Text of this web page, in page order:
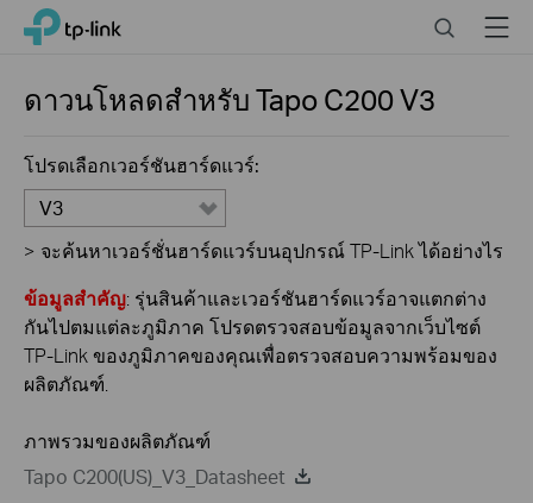
Click
navigation
TP-Link, Reliably Smart SearchMenu
ดาวนโหลดสำหรับTapo C200V3
โปรดเลือกเวอร์ชันฮาร์ดแวร์:
V3
> จะค้นหาเวอร์ชั่นฮาร์ดแวร์บนอุปกรณ์ TP-Link ได้อย่างไร
ข้อมูลสำคัญ: รุ่นสินค้าและเวอร์ชันฮาร์ดแวร์อาจแตกต่าง
กันไปตมแต่ละภูมิภาค โปรดตรวจสอบข้อมูลจากเว็บไซต์
TP-Link ของภูมิภาคของคุณเพื่อตรวจสอบความพร้อมของ
ผลิตภัณฑ์.
ภาพรวมของผลิตภัณฑ์
Tapo C200(US)_V3_Datasheet